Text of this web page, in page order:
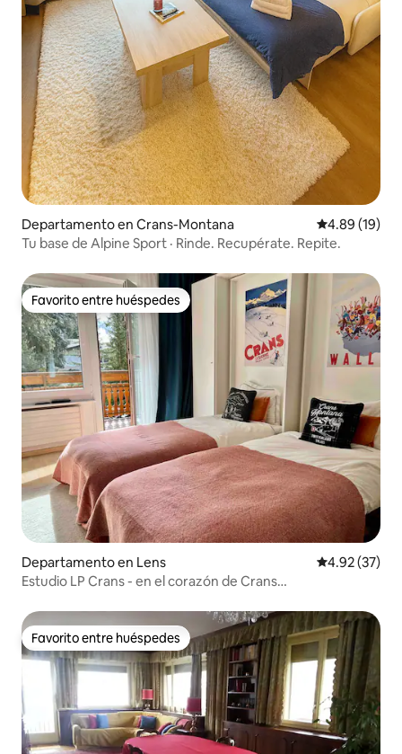
Departamento en Crans-Montana Calificación
4.89 (19)
Tu base de Alpine Sport · Rinde. Recupérate. Repite.
Favorito entre huéspedes
Favorito entre huéspedes
Departamento en Lens Calificación
4.92 (37)
Estudio LP Crans - en el corazón de Crans
Favorito entre huéspedes
Favorito entre huéspedes